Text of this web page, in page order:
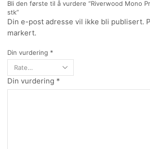
Bli den første til å vurdere “Riverwood Mono
stk”
Din e-post adresse vil ikke bli publisert.
markert.
Din vurdering *
Din vurdering *